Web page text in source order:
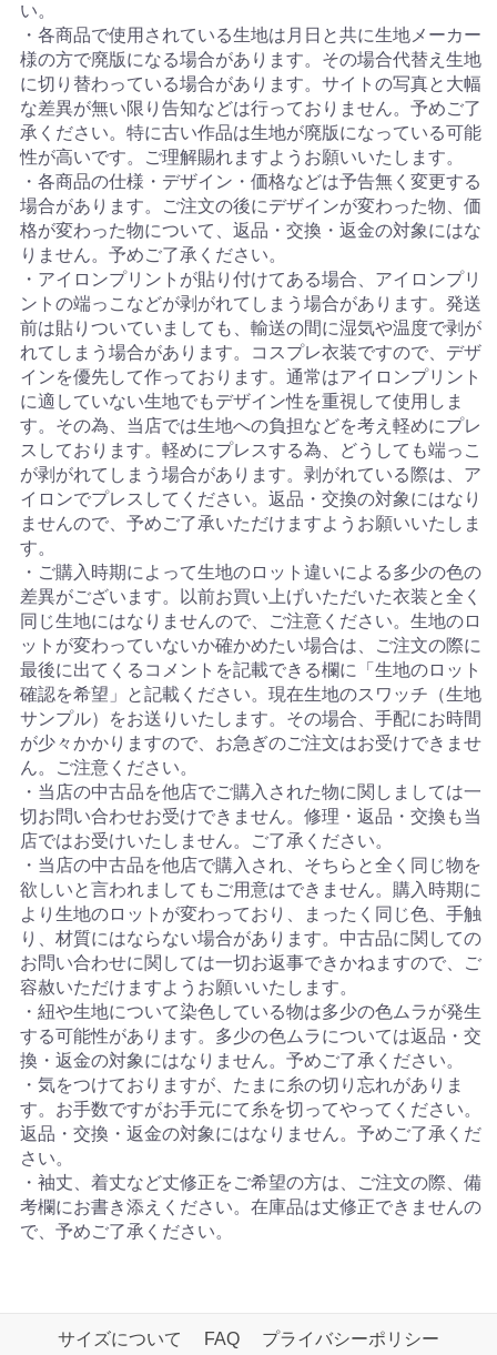
い。
・各商品で使用されている生地は月日と共に生地メーカー
様の方で廃版になる場合があります。その場合代替え生地
に切り替わっている場合があります。サイトの写真と大幅
な差異が無い限り告知などは行っておりません。予めご了
承ください。特に古い作品は生地が廃版になっている可能
性が高いです。ご理解賜れますようお願いいたします。
・各商品の仕様・デザイン・価格などは予告無く変更する
場合があります。ご注文の後にデザインが変わった物、価
格が変わった物について、返品・交換・返金の対象にはな
りません。予めご了承ください。
・アイロンプリントが貼り付けてある場合、アイロンプリ
ントの端っこなどが剥がれてしまう場合があります。発送
前は貼りついていましても、輸送の間に湿気や温度で剥が
れてしまう場合があります。コスプレ衣装ですので、デザ
インを優先して作っております。通常はアイロンプリント
に適していない生地でもデザイン性を重視して使用しま
す。その為、当店では生地への負担などを考え軽めにプレ
スしております。軽めにプレスする為、どうしても端っこ
が剥がれてしまう場合があります。剥がれている際は、ア
イロンでプレスしてください。返品・交換の対象にはなり
ませんので、予めご了承いただけますようお願いいたしま
す。
・ご購入時期によって生地のロット違いによる多少の色の
差異がございます。以前お買い上げいただいた衣装と全く
同じ生地にはなりませんので、ご注意ください。生地のロ
ットが変わっていないか確かめたい場合は、ご注文の際に
最後に出てくるコメントを記載できる欄に「生地のロット
確認を希望」と記載ください。現在生地のスワッチ（生地
サンプル）をお送りいたします。その場合、手配にお時間
が少々かかりますので、お急ぎのご注文はお受けできませ
ん。ご注意ください。
・当店の中古品を他店でご購入された物に関しましては一
切お問い合わせお受けできません。修理・返品・交換も当
店ではお受けいたしません。ご了承ください。
・当店の中古品を他店で購入され、そちらと全く同じ物を
欲しいと言われましてもご用意はできません。購入時期に
より生地のロットが変わっており、まったく同じ色、手触
り、材質にはならない場合があります。中古品に関しての
お問い合わせに関しては一切お返事できかねますので、ご
容赦いただけますようお願いいたします。
・紐や生地について染色している物は多少の色ムラが発生
する可能性があります。多少の色ムラについては返品・交
換・返金の対象にはなりません。予めご了承ください。
・気をつけておりますが、たまに糸の切り忘れがありま
す。お手数ですがお手元にて糸を切ってやってください。
返品・交換・返金の対象にはなりません。予めご了承くだ
さい。
・袖丈、着丈など丈修正をご希望の方は、ご注文の際、備
考欄にお書き添えください。在庫品は丈修正できませんの
で、予めご了承ください。
サイズについて FAQ プライバシーポリシー